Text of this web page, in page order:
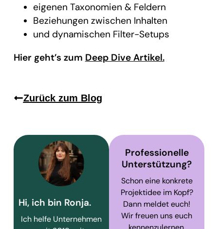
Zurück zum Blog
Hi, ich bin Ronja.
Ich helfe Unternehmen
Professionelle
Unterstützung?
Schon eine konkrete
Projektidee im Kopf?
Dann meldet euch!
Wir freuen uns euch
eigenen Taxonomien & Feldern
Beziehungen zwischen Inhalten
und dynamischen Filter-Setups
Hier geht’s zum Deep Dive Artikel.